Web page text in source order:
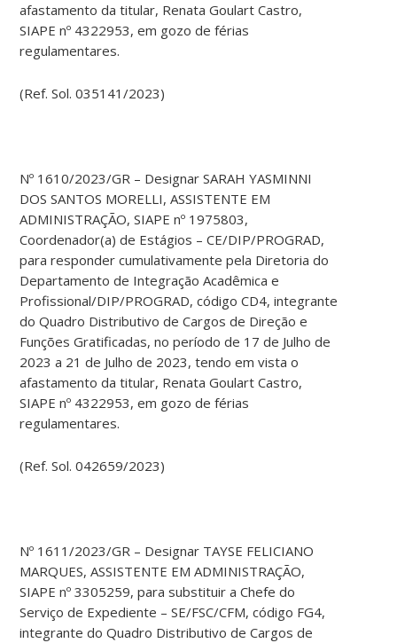
afastamento da titular, Renata Goulart Castro,
SIAPE nº 4322953, em gozo de férias
regulamentares.
(Ref. Sol. 035141/2023)
Nº 1610/2023/GR – Designar SARAH YASMINNI
DOS SANTOS MORELLI, ASSISTENTE EM
ADMINISTRAÇÃO, SIAPE nº 1975803,
Coordenador(a) de Estágios – CE/DIP/PROGRAD,
para responder cumulativamente pela Diretoria do
Departamento de Integração Acadêmica e
Profissional/DIP/PROGRAD, código CD4, integrante
do Quadro Distributivo de Cargos de Direção e
Funções Gratificadas, no período de 17 de Julho de
2023 a 21 de Julho de 2023, tendo em vista o
afastamento da titular, Renata Goulart Castro,
SIAPE nº 4322953, em gozo de férias
regulamentares.
(Ref. Sol. 042659/2023)
Nº 1611/2023/GR – Designar TAYSE FELICIANO
MARQUES, ASSISTENTE EM ADMINISTRAÇÃO,
SIAPE nº 3305259, para substituir a Chefe do
Serviço de Expediente – SE/FSC/CFM, código FG4,
integrante do Quadro Distributivo de Cargos de